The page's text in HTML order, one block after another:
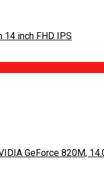
14 inch FHD IPS
GeForce 820M,